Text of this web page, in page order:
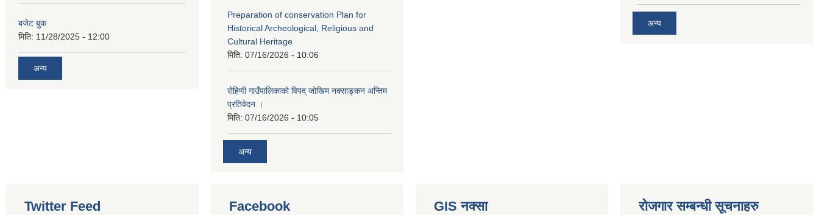
बजेट बुक
मिति: 11/28/2025 - 12:00
अन्य
Preparation of conservation Plan for
Historical Archeological, Religious and
Cultural Heritage
मिति: 07/16/2026 - 10:06
रोहिणी गाउँपालिकाको विपद् जोखिम नक्साङ्कन अन्तिम
प्रतिवेदन ।
मिति: 07/16/2026 - 10:05
अन्य
अन्य
Twitter Feed Facebook GIS नक्सा रोजगार सम्बन्धी सूचनाहरु